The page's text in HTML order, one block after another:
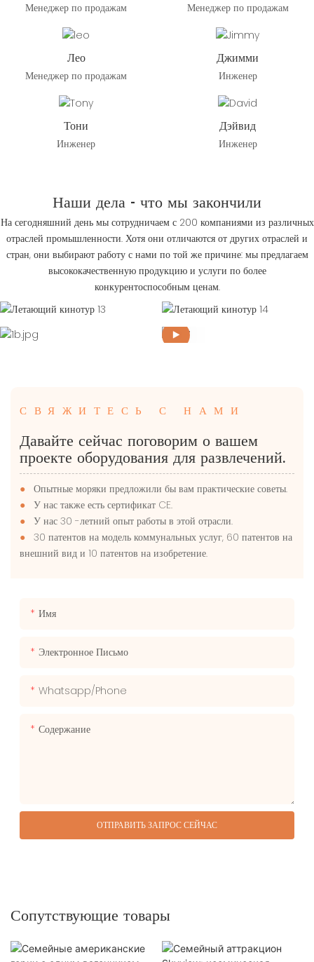
Менеджер по продажам Менеджер по продажам
Лео
Менеджер по продажам
Джимми
Инженер
Тони
Инженер
Дэйвид
Инженер
Наши дела - что мы закончили
На сегодняшний день мы сотрудничаем с 200 компаниями из различных
отраслей промышленности. Хотя они отличаются от других отраслей и
стран, они выбирают работу с нами по той же причине: мы предлагаем
высококачественную продукцию и услуги по более
конкурентоспособным ценам.
COOPERATION
COOPERATION
СВЯЖИТЕСЬ С НАМИ
Давайте сейчас поговорим о вашем
проекте оборудования для развлечений.
● Опытные моряки предложили бы вам практические советы.
● У нас также есть сертификат CE.
● У нас 30 -летний опыт работы в этой отрасли.
● 30 патентов на модель коммунальных услуг, 60 патентов на
внешний вид и 10 патентов на изобретение.
Имя
Электронное Письмо
Whatsapp/phone
Содержание
ОТПРАВИТЬ ЗАПРОС СЕЙЧАС
Сопутствующие товары